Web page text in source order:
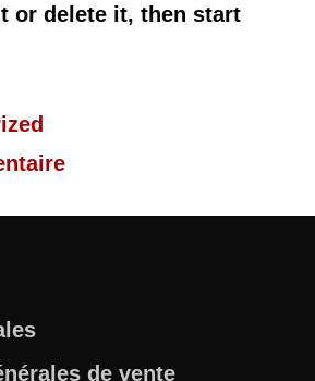
or delete it, then start
de vente